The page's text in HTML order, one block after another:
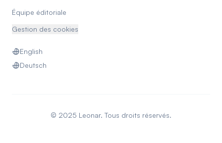
Équipe éditoriale
Gestion des cookies
English
Deutsch
© 2025 Leonar. Tous droits réservés.